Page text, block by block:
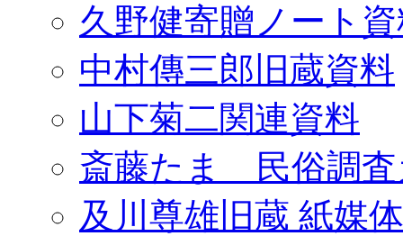
久野健寄贈ノート
中村傳三郎旧蔵資料
山下菊二関連資料
斎藤たま 民俗調査
及川尊雄旧蔵 紙媒